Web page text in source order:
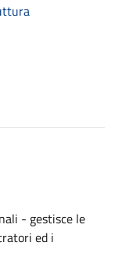
- gestisce le
ed i